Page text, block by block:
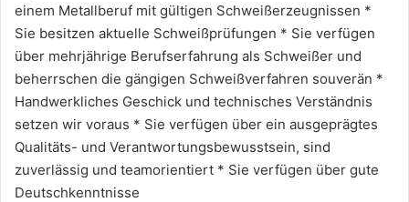
einem Metallberuf mit gültigen Schweißerzeugnissen *
Sie besitzen aktuelle Schweißprüfungen * Sie verfügen
über mehrjährige Berufserfahrung als Schweißer und
beherrschen die gängigen Schweißverfahren souverän *
Handwerkliches Geschick und technisches Verständnis
setzen wir voraus * Sie verfügen über ein ausgeprägtes
Qualitäts- und Verantwortungsbewusstsein, sind
zuverlässig und teamorientiert * Sie verfügen über gute
Deutschkenntnisse